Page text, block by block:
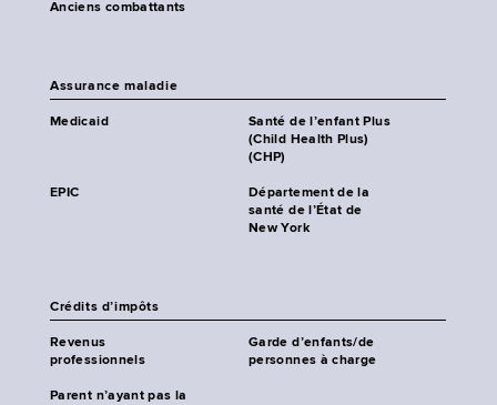
Anciens combattants
Assurance maladie
Medicaid
Santé de l’enfant Plus
(Child Health Plus)
(CHP)
EPIC
Département de la
santé de l’État de
New York
Crédits d’impôts
Revenus
professionnels
Garde d’enfants/de
personnes à charge
Parent n’ayant pas la